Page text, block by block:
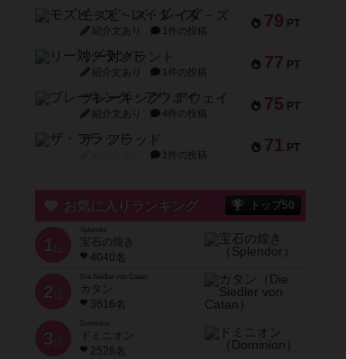
79 PT
モズビ－ズ・レイダ－ズ
紹介文あり 1件の投稿
77 PT
リー対グラント
紹介文あり 1件の投稿
75 PT
ブレーキング・アウェイ
紹介文あり 4件の投稿
71 PT
ザ・フラッド
1件の投稿
お気に入りランキング トップ50
1 位
宝石の煌き
4040名
2 位
Die Siedler von Catan
カタン
3616名
3 位
ドミニオン
2528名